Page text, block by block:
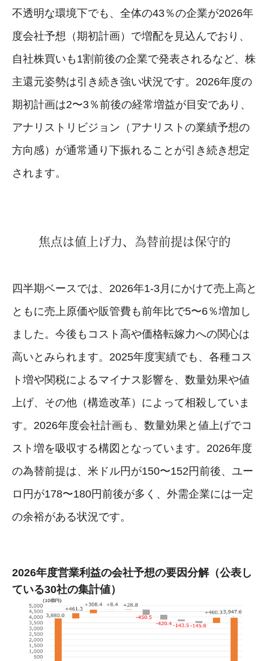
不透明な環境下でも、全体の43％の企業が2026年
度会社予想（期初計画）で増配を見込んでおり、
自社株買いも1割前後の企業で発表されるなど、株
主還元姿勢は引き続き強い状況です。2026年度の
期初計画は2〜3％前後の経常増益が目安であり、
アナリストリビジョン（アナリストの業績予想の
方向感）が通常通り下振れることが引き続き想定
されます。
焦点は値上げ力、為替前提は保守的
四半期ベースでは、2026年1-3月にかけて売上高と
ともに売上原価や販管費も前年比で5〜6％増加し
ました。今後もコスト高や価格転嫁力への関心は
高いとみられます。2025年度実績でも、各種コス
ト増や関税によるマイナス影響を、数量効果や値
上げ、その他（構造改革）によって相殺していま
す。2026年度会社計画も、数量効果と値上げでコ
スト増を吸収する構図となっています。2026年度
の為替前提は、米ドル円が150〜152円前後、ユー
ロ円が178〜180円前後が多く、外需企業には一定
の余裕がある状況です。
2026年度営業利益の会社予想の要因分解（公表し
ている30社の集計値）